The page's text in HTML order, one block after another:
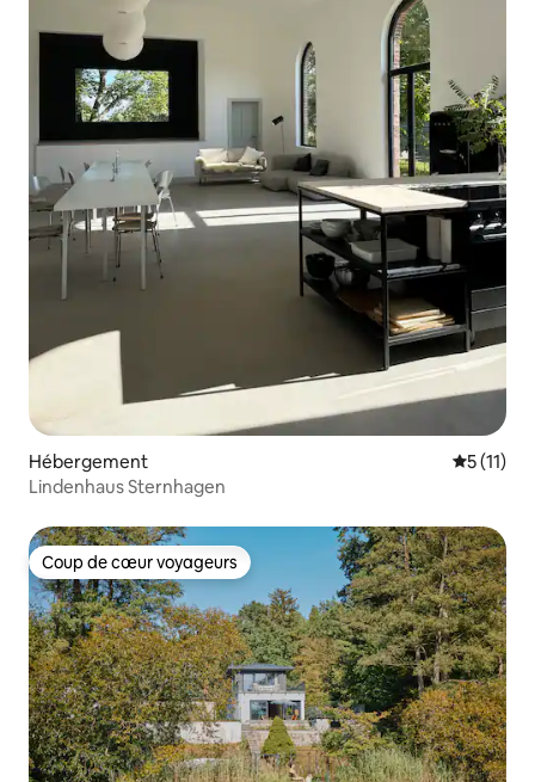
Hébergement
5 (11)
Lindenhaus Sternhagen
Coup de cœur voyageurs
Coup de cœur voyageurs